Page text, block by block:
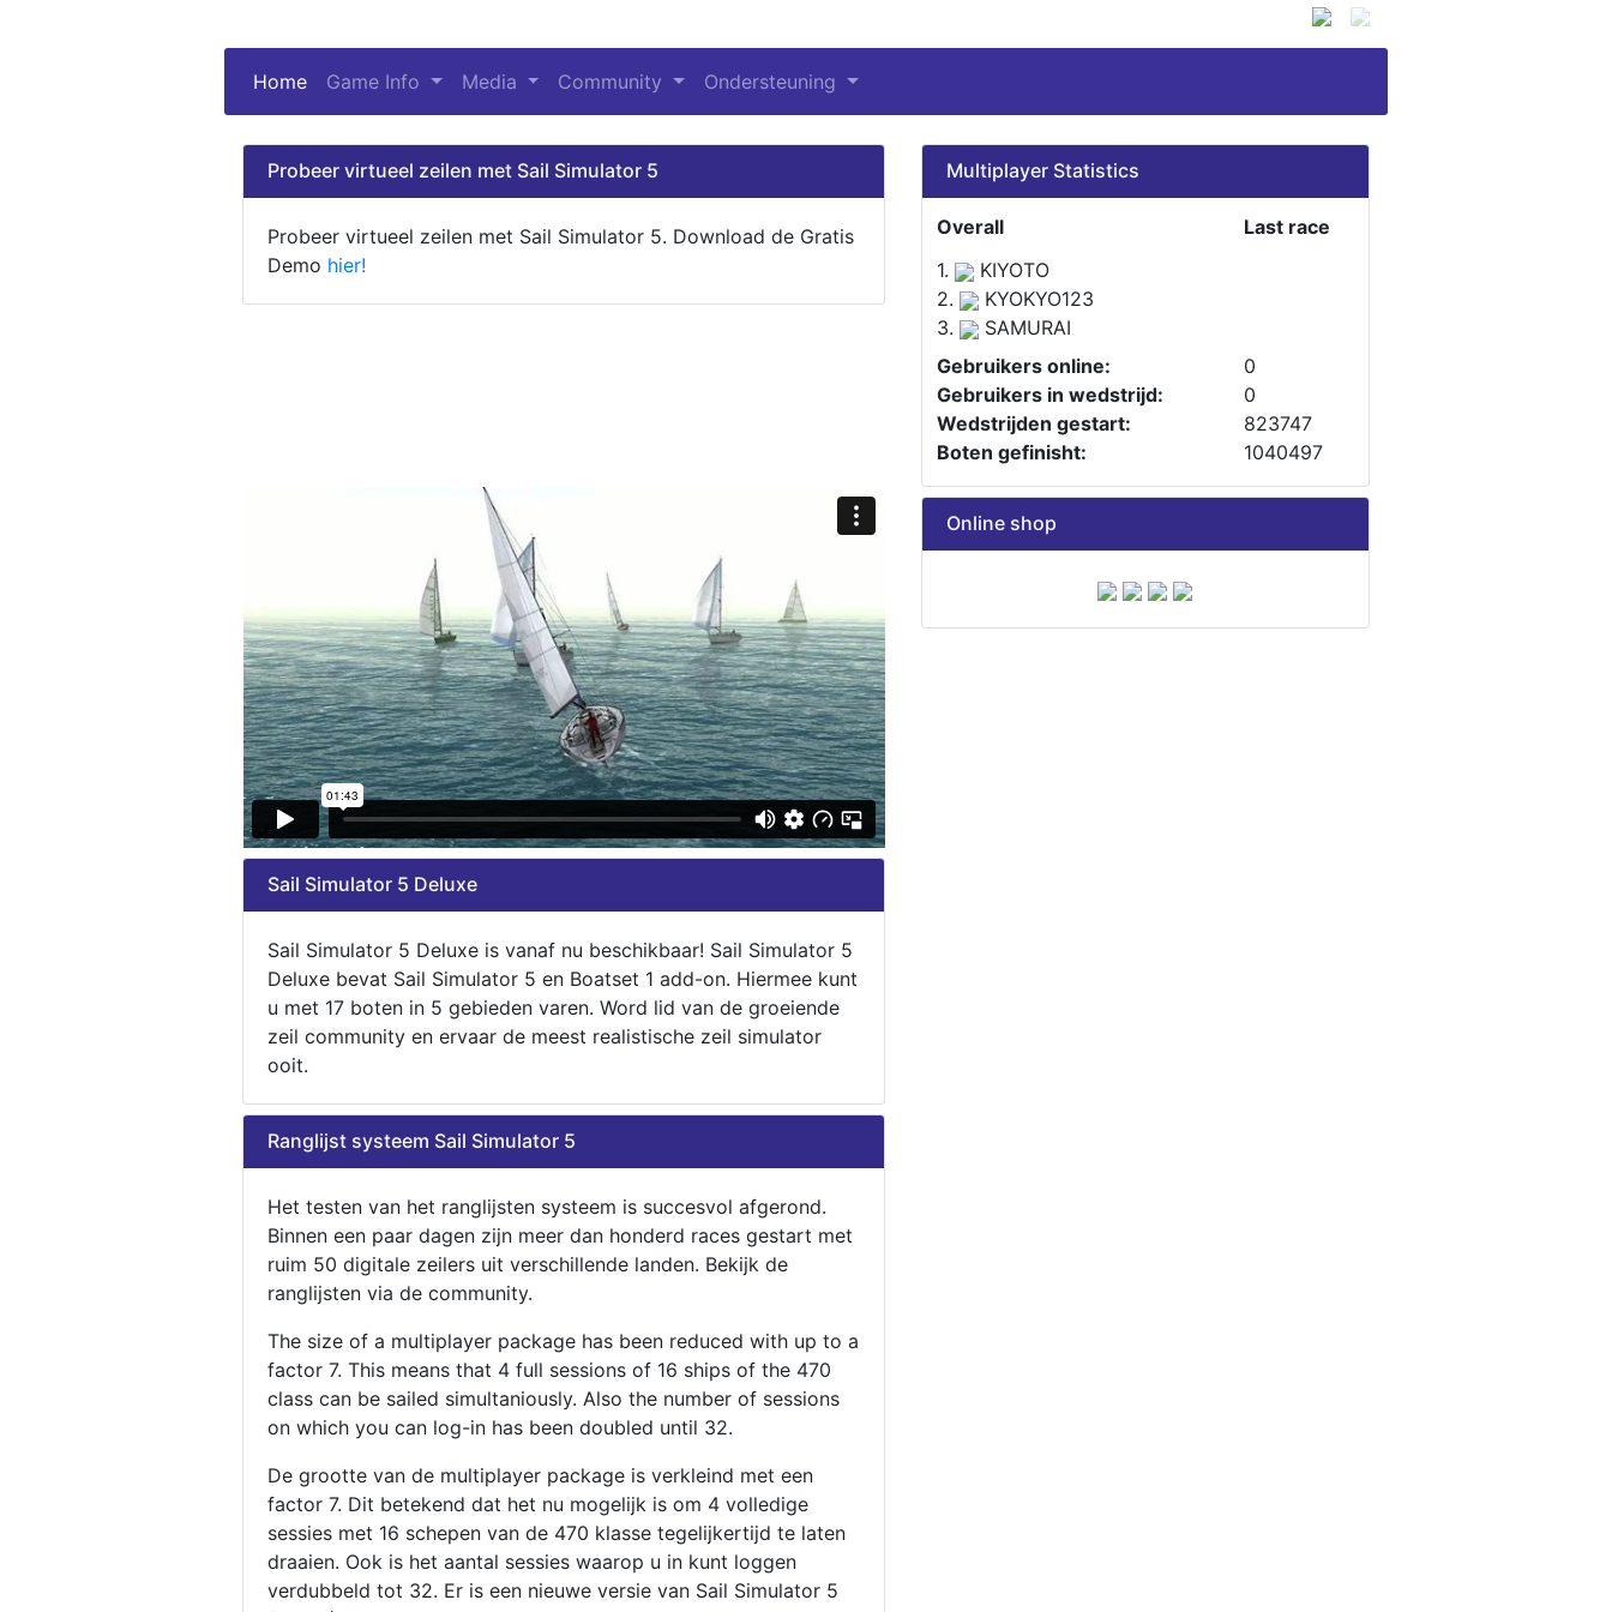
Home (current)
Game Info Media Community Ondersteuning
Probeer virtueel zeilen met Sail Simulator 5
Probeer virtueel zeilen met Sail Simulator 5. Download de Gratis
Demo hier!
Multiplayer Statistics
Overall
Last race
1.
KIYOTO
2.
KYOKYO123
3.
SAMURAI
Gebruikers online:
0
Gebruikers in wedstrijd:
0
Wedstrijden gestart:
823747
Boten gefinisht:
1040497
Sail Simulator 5 Deluxe
Sail Simulator 5 Deluxe is vanaf nu beschikbaar! Sail Simulator 5
Deluxe bevat Sail Simulator 5 en Boatset 1 add-on. Hiermee kunt
u met 17 boten in 5 gebieden varen. Word lid van de groeiende
zeil community en ervaar de meest realistische zeil simulator
ooit.
Ranglijst systeem Sail Simulator 5
Het testen van het ranglijsten systeem is succesvol afgerond.
Binnen een paar dagen zijn meer dan honderd races gestart met
ruim 50 digitale zeilers uit verschillende landen. Bekijk de
ranglijsten via de community.
The size of a multiplayer package has been reduced with up to a
factor 7. This means that 4 full sessions of 16 ships of the 470
class can be sailed simultaniously. Also the number of sessions
on which you can log-in has been doubled until 32.
De grootte van de multiplayer package is verkleind met een
factor 7. Dit betekend dat het nu mogelijk is om 4 volledige
sessies met 16 schepen van de 470 klasse tegelijkertijd te laten
draaien. Ook is het aantal sessies waarop u in kunt loggen
verdubbeld tot 32. Er is een nieuwe versie van Sail Simulator 5
Online shop